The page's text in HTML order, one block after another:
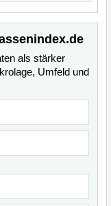
als stärker
Umfeld und